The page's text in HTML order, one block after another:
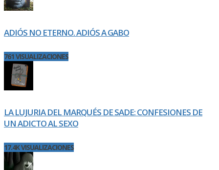
ADIÓS NO ETERNO. ADIÓS A GABO
761 VISUALIZACIONES
LA LUJURIA DEL MARQUÉS DE SADE: CONFESIONES DE
UN ADICTO AL SEXO
17.4K VISUALIZACIONES